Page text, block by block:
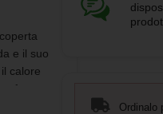
e il suo
calore
per
Ordinalo